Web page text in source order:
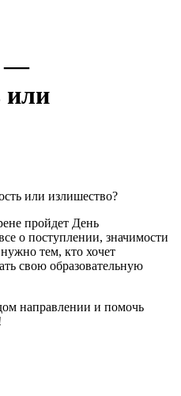
—
или
пройдет День
о поступлении, значимости
тем, кто хочет
свою образовательную
направлении и помочь